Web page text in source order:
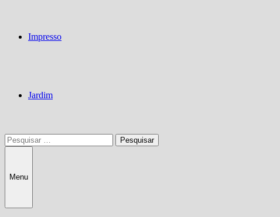
Impresso
Jardim
Pesquisar
por:
Menu